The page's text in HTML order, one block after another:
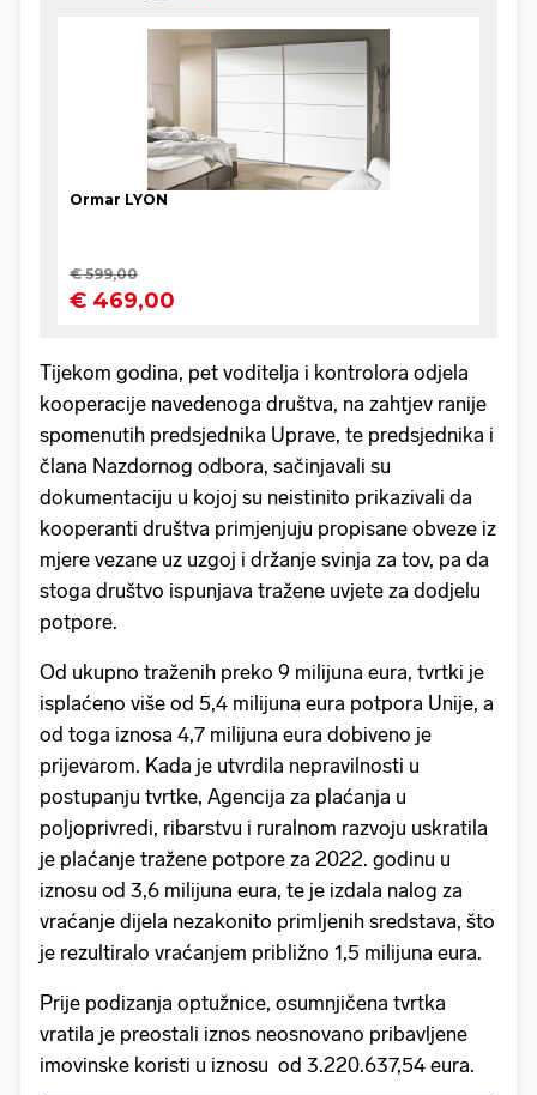
Tijekom godina, pet voditelja i kontrolora odjela
kooperacije navedenoga društva, na zahtjev ranije
spomenutih predsjednika Uprave, te predsjednika i
člana Nazdornog odbora, sačinjavali su
dokumentaciju u kojoj su neistinito prikazivali da
kooperanti društva primjenjuju propisane obveze iz
mjere vezane uz uzgoj i držanje svinja za tov, pa da
stoga društvo ispunjava tražene uvjete za dodjelu
potpore.
Od ukupno traženih preko 9 milijuna eura, tvrtki je
isplaćeno više od 5,4 milijuna eura potpora Unije, a
od toga iznosa 4,7 milijuna eura dobiveno je
prijevarom. Kada je utvrdila nepravilnosti u
postupanju tvrtke, Agencija za plaćanja u
poljoprivredi, ribarstvu i ruralnom razvoju uskratila
je plaćanje tražene potpore za 2022. godinu u
iznosu od 3,6 milijuna eura, te je izdala nalog za
vraćanje dijela nezakonito primljenih sredstava, što
je rezultiralo vraćanjem približno 1,5 milijuna eura.
Prije podizanja optužnice, osumnjičena tvrtka
vratila je preostali iznos neosnovano pribavljene
imovinske koristi u iznosu od 3.220.637,54 eura.